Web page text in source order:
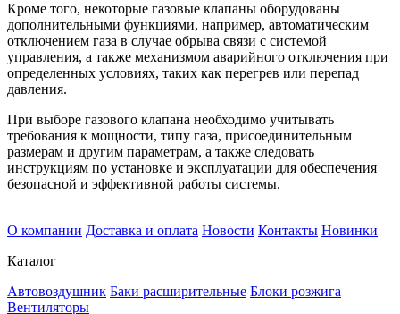
Кроме того, некоторые газовые клапаны оборудованы
дополнительными функциями, например, автоматическим
отключением газа в случае обрыва связи с системой
управления, а также механизмом аварийного отключения при
определенных условиях, таких как перегрев или перепад
давления.
При выборе газового клапана необходимо учитывать
требования к мощности, типу газа, присоединительным
размерам и другим параметрам, а также следовать
инструкциям по установке и эксплуатации для обеспечения
безопасной и эффективной работы системы.
О компании Доставка и оплата Новости Контакты Новинки
Каталог
Автовоздушник Баки расширительные Блоки розжига
Вентиляторы